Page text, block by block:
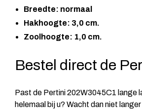
Breedte: normaal
Hakhoogte: 3,0 cm.
Zoolhoogte: 1,0 cm.
Bestel direct de
Past de Pertini 202W3045C1 lange
helemaal bij u? Wacht dan niet